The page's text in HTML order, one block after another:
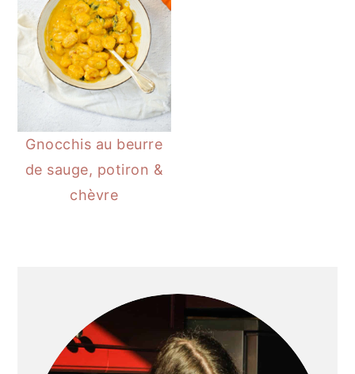
Gnocchis au beurre
de sauge, potiron &
chèvre
LATÉRALE
PRINCIPALE